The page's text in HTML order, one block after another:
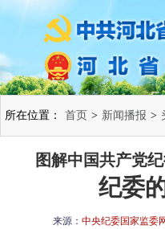
所在位置： 首页 > 新闻播报 >
图解中国共产党
纪委
来源： 中央纪委国家监委